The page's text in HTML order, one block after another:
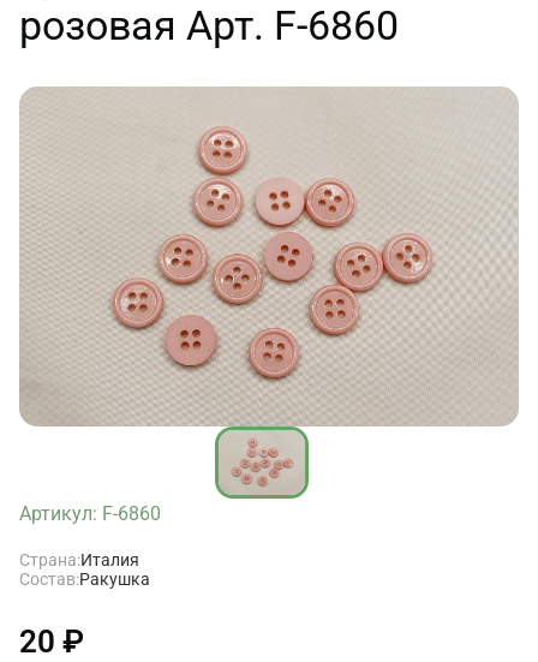
розовая Арт. F-6860
Артикул: F-6860
Страна:Италия
Состав:Ракушка
20 ₽